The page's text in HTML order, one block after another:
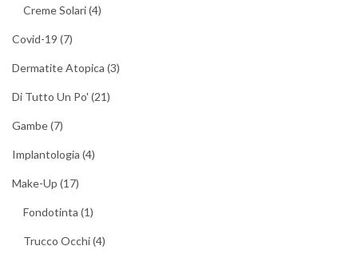
Creme Solari(4)
Covid-19 (7)
Dermatite Atopica (3)
Di Tutto Un Po' (21)
Gambe(7)
Implantologia (4)
Make-Up (17)
Fondotinta (1)
Trucco Occhi(4)